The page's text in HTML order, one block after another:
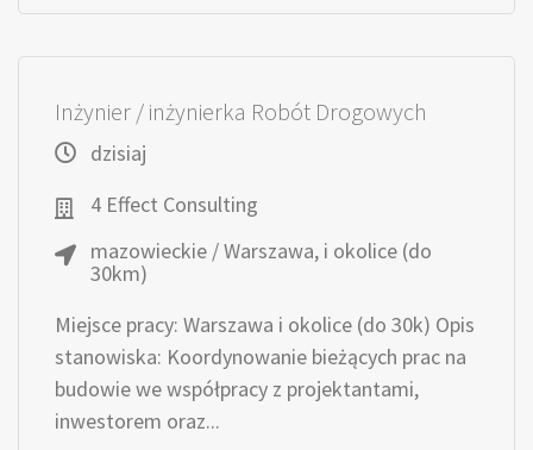
Inżynier / inżynierka Robót Drogowych
dzisiaj
4 Effect Consulting
mazowieckie / Warszawa, i okolice (do
30km)
Miejsce pracy: Warszawa i okolice (do 30k) Opis
stanowiska: Koordynowanie bieżących prac na
budowie we współpracy z projektantami,
inwestorem oraz...